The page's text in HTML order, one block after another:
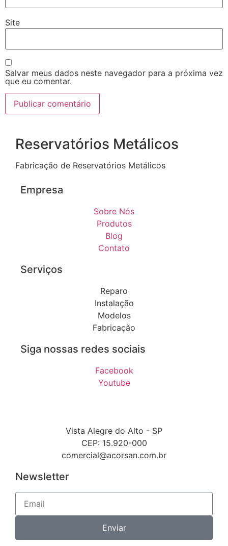
Site
Salvar meus dados neste navegador para a próxima vez
que eu comentar.
Reservatórios Metálicos
Fabricação de Reservatórios Metálicos
Empresa
Sobre Nós
Produtos
Blog
Contato
Serviços
Reparo
Instalação
Modelos
Fabricação
Siga nossas redes sociais
Facebook
Youtube
Vista Alegre do Alto - SP
CEP: 15.920-000
comercial@acorsan.com.br
Newsletter
Enviar